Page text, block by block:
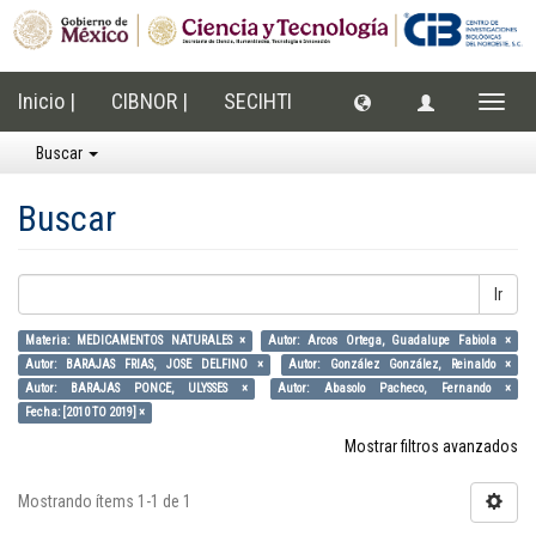
Inicio | CIBNOR | SECIHTI
Buscar
Buscar
Ir
Materia: MEDICAMENTOS NATURALES ×
Autor: Arcos Ortega, Guadalupe Fabiola ×
Autor: BARAJAS FRIAS, JOSE DELFINO ×
Autor: González González, Reinaldo ×
Autor: BARAJAS PONCE, ULYSSES ×
Autor: Abasolo Pacheco, Fernando ×
Fecha: [2010 TO 2019] ×
Mostrar filtros avanzados
Mostrando ítems 1-1 de 1